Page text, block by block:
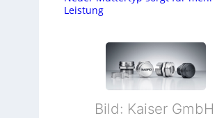
Leistung
Bild: Kaiser GmbH